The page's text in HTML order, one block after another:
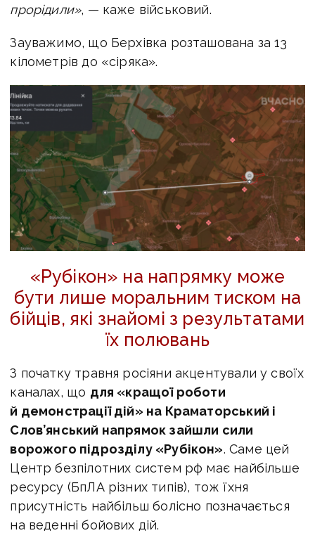
прорідили», — каже військовий.
Зауважимо, що Берхівка розташована за 13
кілометрів до «сіряка».
«Рубікон» на напрямку може
бути лише моральним тиском на
бійців, які знайомі з результатами
їх полювань
З початку травня росіяни акцентували у своїх
каналах, що для «кращої роботи
й демонстрації дій» на Краматорський і
Слов’янський напрямок зайшли сили
ворожого підрозділу «Рубікон». Саме цей
Центр безпілотних систем рф має найбільше
ресурсу (БпЛА різних типів), тож їхня
присутність найбільш болісно позначається
на веденні бойових дій.